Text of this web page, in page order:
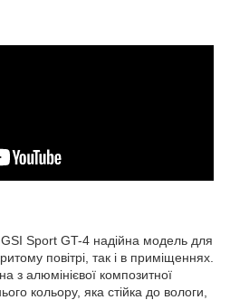
GSI Sport GT-4 надійна модель для
повітрі, так і в приміщеннях.
з алюмінієвої композитної
кольору, яка стійка до вологи,